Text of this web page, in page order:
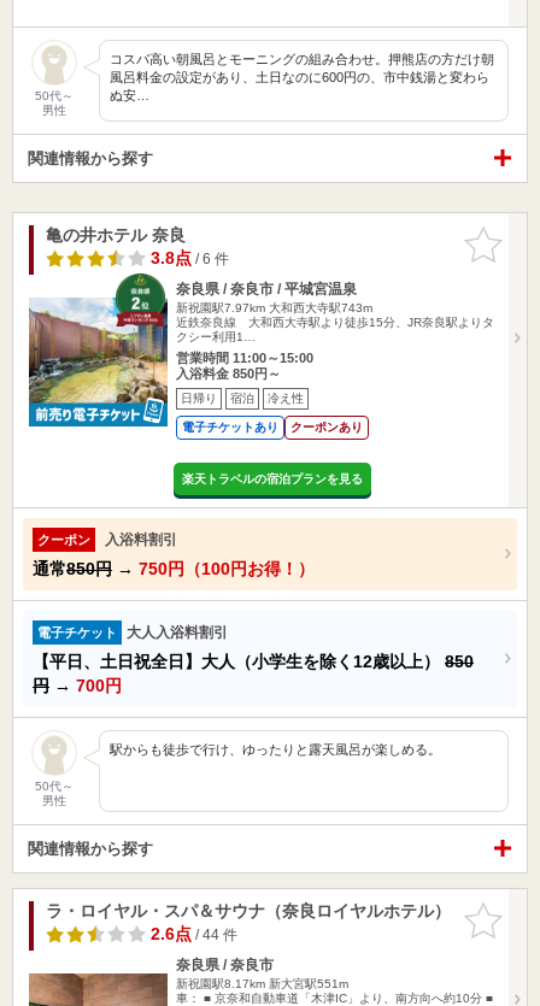
50代～
男性
コスパ高い朝風呂とモーニングの組み合わせ。押熊店の方だけ朝
風呂料金の設定があり、土日なのに600円の、市中銭湯と変わら
ぬ安…
関連情報から探す
お気に入
りに追加
亀の井ホテル 奈良
3.8点/ 6 件
奈良県 / 奈良市 / 平城宮温泉
新祝園駅7.97km 大和西大寺駅743m
近鉄奈良線 大和西大寺駅より徒歩15分、JR奈良駅よりタ
クシー利用1…
営業時間 11:00～15:00
入浴料金 850円～
日帰り 宿泊 冷え性
電子チケットあり クーポンあり
楽天トラベルの宿泊プランを見る
クーポン 入浴料割引
通常850円 → 750円（100円お得！）
電子チケット 大人入浴料割引
【平日、土日祝全日】大人（小学生を除く12歳以上） 850
円 → 700円
50代～
男性
駅からも徒歩で行け、ゆったりと露天風呂が楽しめる。
関連情報から探す
お気に入
りに追加
ラ・ロイヤル・スパ＆サウナ（奈良ロイヤルホテル）
2.6点/ 44 件
奈良県 / 奈良市
新祝園駅8.17km 新大宮駅551m
車： ■ 京奈和自動車道「木津IC」より、南方向へ約10分 ■